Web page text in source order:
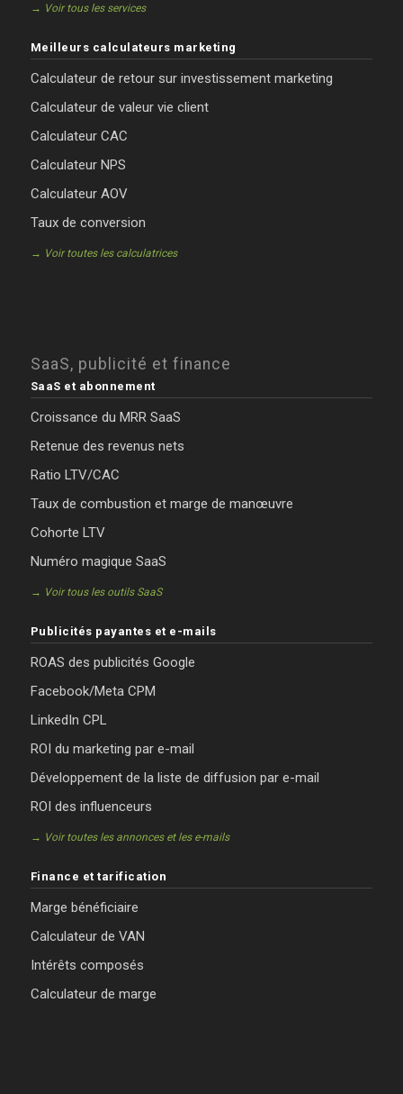
→ Voir tous les services
Meilleurs calculateurs marketing
Calculateur de retour sur investissement marketing
Calculateur de valeur vie client
Calculateur CAC
Calculateur NPS
Calculateur AOV
Taux de conversion
→ Voir toutes les calculatrices
SaaS, publicité et finance
SaaS et abonnement
Croissance du MRR SaaS
Retenue des revenus nets
Ratio LTV/CAC
Taux de combustion et marge de manœuvre
Cohorte LTV
Numéro magique SaaS
→ Voir tous les outils SaaS
Publicités payantes et e-mails
ROAS des publicités Google
Facebook/Meta CPM
LinkedIn CPL
ROI du marketing par e-mail
Développement de la liste de diffusion par e-mail
ROI des influenceurs
→ Voir toutes les annonces et les e-mails
Finance et tarification
Marge bénéficiaire
Calculateur de VAN
Intérêts composés
Calculateur de marge